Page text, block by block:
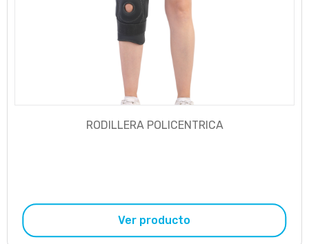
RODILLERA POLICENTRICA
Ver producto